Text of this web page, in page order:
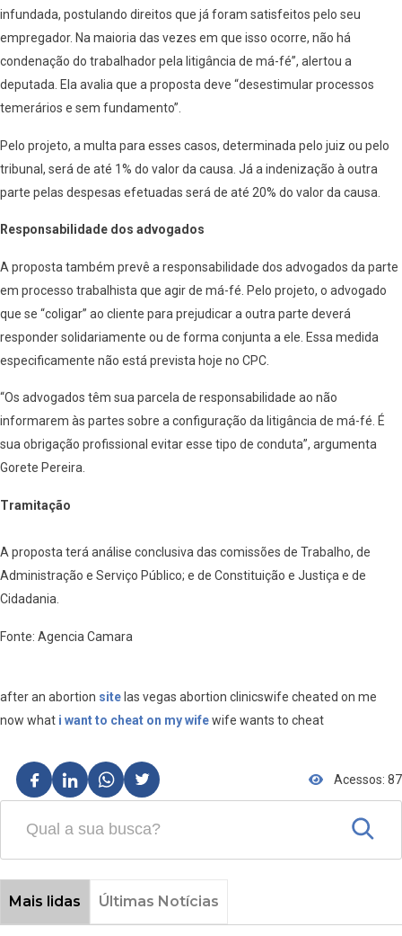
infundada, postulando direitos que já foram satisfeitos pelo seu
empregador. Na maioria das vezes em que isso ocorre, não há
condenação do trabalhador pela litigância de má-fé”, alertou a
deputada. Ela avalia que a proposta deve “desestimular processos
temerários e sem fundamento”.
Pelo projeto, a multa para esses casos, determinada pelo juiz ou pelo
tribunal, será de até 1% do valor da causa. Já a indenização à outra
parte pelas despesas efetuadas será de até 20% do valor da causa.
Responsabilidade dos advogados
A proposta também prevê a responsabilidade dos advogados da parte
em processo trabalhista que agir de má-fé. Pelo projeto, o advogado
que se “coligar” ao cliente para prejudicar a outra parte deverá
responder solidariamente ou de forma conjunta a ele. Essa medida
especificamente não está prevista hoje no CPC.
“Os advogados têm sua parcela de responsabilidade ao não
informarem às partes sobre a configuração da litigância de má-fé. É
sua obrigação profissional evitar esse tipo de conduta”, argumenta
Gorete Pereira.
Tramitação
A proposta terá análise conclusiva das comissões de Trabalho, de
Administração e Serviço Público; e de Constituição e Justiça e de
Cidadania.
Fonte: Agencia Camara
after an abortion site las vegas abortion clinicswife cheated on me
now what i want to cheat on my wifewife wants to cheat
Acessos: 87
Mais lidas Últimas Notícias